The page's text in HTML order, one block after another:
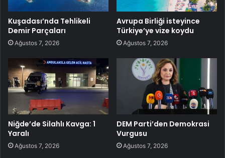
Kuşadası’nda Tehlikeli
Demir Parçaları
Ağustos 7, 2026
Avrupa Birliği isteyince
Türkiye’ye vize koydu
Ağustos 7, 2026
Niğde’de Silahlı Kavga: 1
Yaralı
Ağustos 7, 2026
DEM Parti’den Demokrasi
Vurgusu
Ağustos 7, 2026